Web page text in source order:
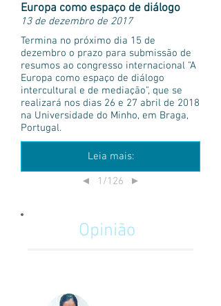
Europa como espaço de diálogo
13 de dezembro de 2017
Termina no próximo dia 15 de
dezembro o prazo para submissão de
resumos ao congresso internacional "A
Europa como espaço de diálogo
intercultural e de mediação", que se
realizará nos dias 26 e 27 abril de 2018
na Universidade do Minho, em Braga,
Portugal.
Leia mais:
◄ 1/126 ►
Opinião